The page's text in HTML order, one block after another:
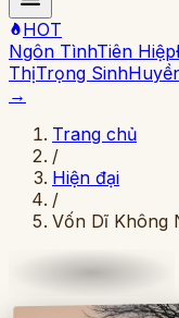
HOT
Ngôn TìnhTiên Hiệp
ThịTrọng Sinh
→
Trang chủ
/
Hiện đại
/
Vốn Dĩ Không